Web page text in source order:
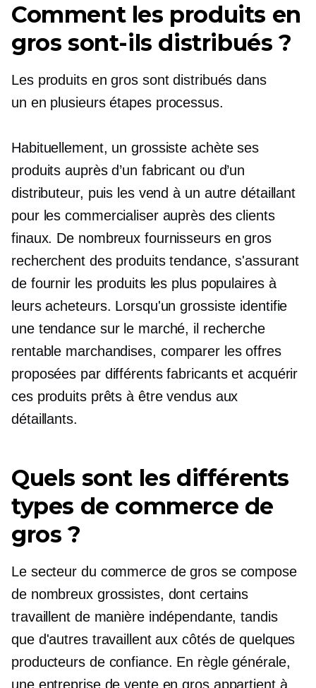
Comment les produits en
gros sont-ils distribués ?
Les produits en gros sont distribués dans
un en plusieurs étapesprocessus.
Habituellement, un grossiste achète ses
produits auprès d’un fabricant ou d’un
distributeur, puis les vend à un autre détaillant
pour les commercialiser auprès des clients
finaux. De nombreux fournisseurs en gros
recherchent des produits tendance, s'assurant
de fournir les produits les plus populaires à
leurs acheteurs. Lorsqu'un grossiste identifie
une tendance sur le marché, il recherche
rentable marchandises, comparer les offres
proposées par différents fabricants et acquérir
ces produits prêts à être vendus aux
détaillants.
Quels sont les différents
types de commerce de
gros ?
Le secteur du commerce de gros se compose
de nombreux grossistes, dont certains
travaillent de manière indépendante, tandis
que d'autres travaillent aux côtés de quelques
producteurs de confiance. En règle générale,
une entreprise de vente en gros appartient à